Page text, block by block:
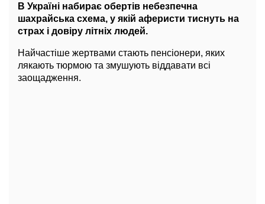
В Україні набирає обертів небезпечна
шахрайська схема, у якій аферисти тиснуть на
страх і довіру літніх людей.
Найчастіше жертвами стають пенсіонери, яких
лякають тюрмою та змушують віддавати всі
заощадження.